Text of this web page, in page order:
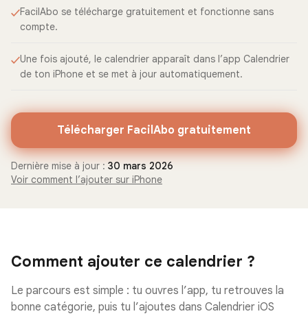
FacilAbo se télécharge gratuitement et fonctionne sans
compte.
Une fois ajouté, le calendrier apparaît dans l’app Calendrier
de ton iPhone et se met à jour automatiquement.
Télécharger FacilAbo gratuitement
Dernière mise à jour : 30 mars 2026
Voir comment l’ajouter sur iPhone
Comment ajouter ce calendrier ?
Le parcours est simple : tu ouvres l’app, tu retrouves la
bonne catégorie, puis tu l’ajoutes dans Calendrier iOS